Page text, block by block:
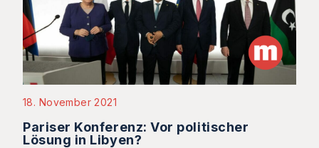
18. November 2021
Pariser Konferenz: Vor politischer
Lösung in Libyen?